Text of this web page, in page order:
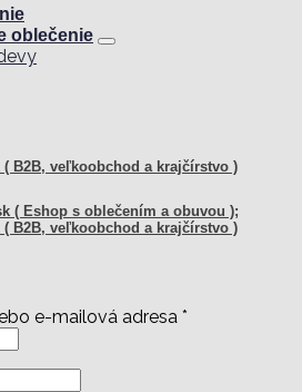
oblečenie
B2B, veľkoobchod a krajčírstvo )
( Eshop s oblečením a obuvou );
B2B, veľkoobchod a krajčírstvo )
e-mailová adresa *